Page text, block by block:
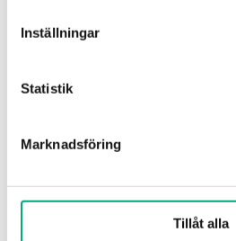
Inställningar
Statistik
Marknadsföring
Tillåt alla
Rörkoppling
Specifikationer